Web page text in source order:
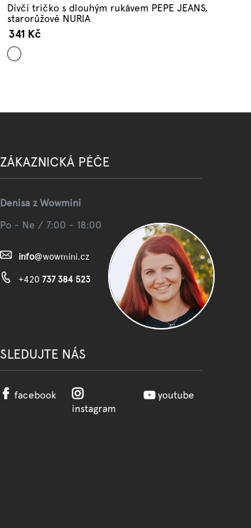
Dívčí tričko s dlouhým rukávem PEPE JEANS,
starorůžové NURIA
341 Kč
Starorůžová
ZÁKAZNICKÁ PÉČE
Denisa z Wowmini
Po - Ne / 7:00 - 18:00
info@wowmini.cz
+420 737 384 523
SLEDUJTE NÁS
facebook
instagram
youtube